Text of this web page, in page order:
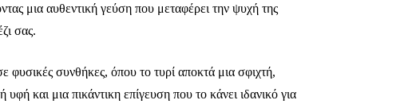
μια αυθεντική γεύση που μεταφέρει την ψυχή της
σας.
φυσικές συνθήκες, όπου το τυρί αποκτά μια σφιχτή,
και μια πικάντικη επίγευση που το κάνει ιδανικό για